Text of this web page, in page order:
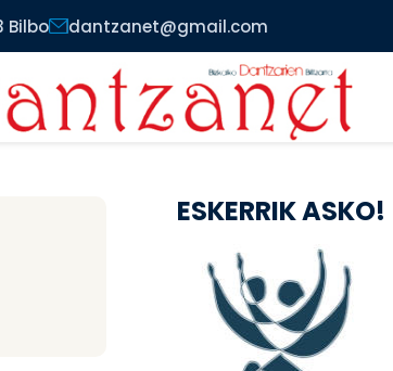
Bilbo dantzanet@gmail.com
ESKERRIK ASKO!